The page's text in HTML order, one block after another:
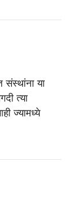
संस्थांना या
त्या
ज्यामध्ये